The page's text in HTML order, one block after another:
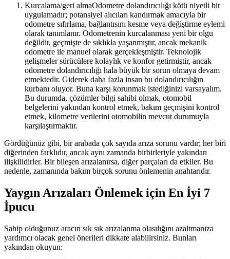
Kurcalama/geri almaOdometre dolandırıcılığı kötü niyetli bir
uygulamadır; potansiyel alıcıları kandırmak amacıyla bir
odometre sıfırlama, bağlantısını kesme veya değiştirme eylemi
olarak tanımlanır. Odometrenin kurcalanması yeni bir olgu
değildir, geçmişte de sıklıkla yaşanmıştır, ancak mekanik
odometre ile manuel olarak gerçekleşmiştir. Teknolojik
gelişmeler sürücülere kolaylık ve konfor getirmiştir, ancak
odometre dolandırıcılığı hala büyük bir sorun olmaya devam
etmektedir. Giderek daha fazla insan bu dolandırıcılığın
kurbanı oluyor. Buna karşı korunmak istediğinizi varsayalım.
Bu durumda, çözümler bilgi sahibi olmak, otomobil
belgelerini yakından kontrol etmek, bakım geçmişini kontrol
etmek, kilometre verilerini otomobilin mevcut durumuyla
karşılaştırmaktır.
Gördüğünüz gibi, bir arabada çok sayıda arıza sorunu vardır; her biri
diğerinden farklıdır, ancak aynı zamanda birbirleriyle yakından
ilişkilidirler. Bir bileşen arızalanırsa, diğer parçaları da etkiler. Bu
nedenle, zamanında bakım birçok sorunu önlemenin anahtarıdır.
Yaygın Arızaları Önlemek için En İyi 7
İpucu
Sahip olduğunuz aracın sık sık arızalanma olasılığını azaltmanıza
yardımcı olacak genel önerileri dikkate alabilirsiniz. Bunları
yakından okuyun: